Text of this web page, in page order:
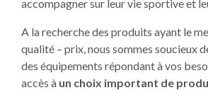
accompagner sur leur vie sportive et
A la recherche des produits ayant le
qualité – prix, nous sommes soucieux
des équipements répondant à vos
accès à un choix important de